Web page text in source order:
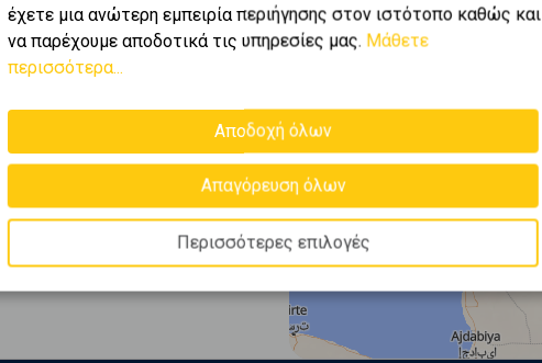
έχετε μια ανώτερη εμπειρία περιήγησης στον ιστότοπο καθώς και
να παρέχουμε αποδοτικά τις υπηρεσίες μας. Μάθετε
περισσότερα...
Αποδοχή όλων
Απαγόρευση όλων
Περισσότερες επιλογές